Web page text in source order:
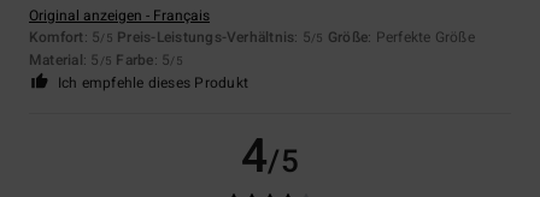
Original anzeigen - Français
Komfort: 5/5 Preis-Leistungs-Verhältnis: 5/5 Größe: Perfekte Größe
Material: 5 /5 Farbe: 5/5
Ich empfehle dieses Produkt
4/5